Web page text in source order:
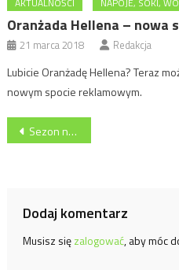
Oranżada Hellena – nowa
21 marca 2018 Redakcja
Lubicie Oranżadę Hellena? Teraz
nowym spocie reklamowym.
Nawigacja
Sezon na truskawki – pierogi z truskawkami od Jawo
Dodaj komentarz
Musisz sięzalogować, aby móc